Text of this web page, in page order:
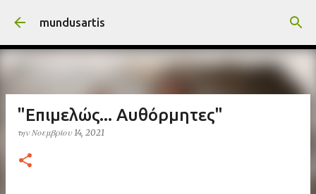
Μετάβαση στο κύριο περιεχόμενο
mundusartis
"Επιμελώς... Αυθόρμητες"
την Νοεμβρίου 14, 2021